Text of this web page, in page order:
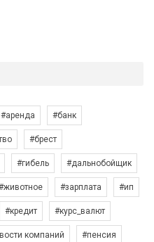
#аренда #банк
#брест
#гибель #дальнобойщик
#зарплата #ип
#кредит #курс_валют
компаний #пенсия